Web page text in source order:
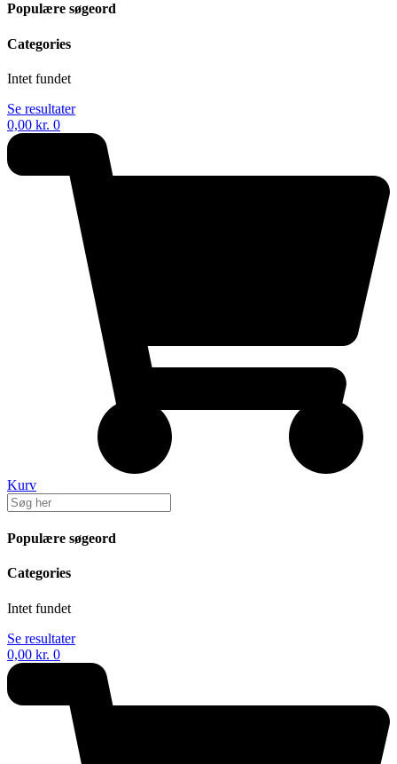
Populære søgeord
Categories
Intet fundet
Se resultater
0,00 kr. 0
Kurv
Populære søgeord
Categories
Intet fundet
Se resultater
0,00 kr. 0